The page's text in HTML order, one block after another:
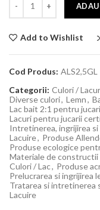
Add to Wishlist
Cod Produs: ALS2,5GL
Categorii: Culori /
Diverse culori, Lemn,
Lac bait 2:1 pentru
Lacuri pentru jucarii
Intretinerea, ingrijirea
Lacuire, Produse
Produse ecologice
Materiale de constructii
Culori / Lac, Produse
Prelucrarea si ingrijirea
Tratarea si intretinerea
Lacuire